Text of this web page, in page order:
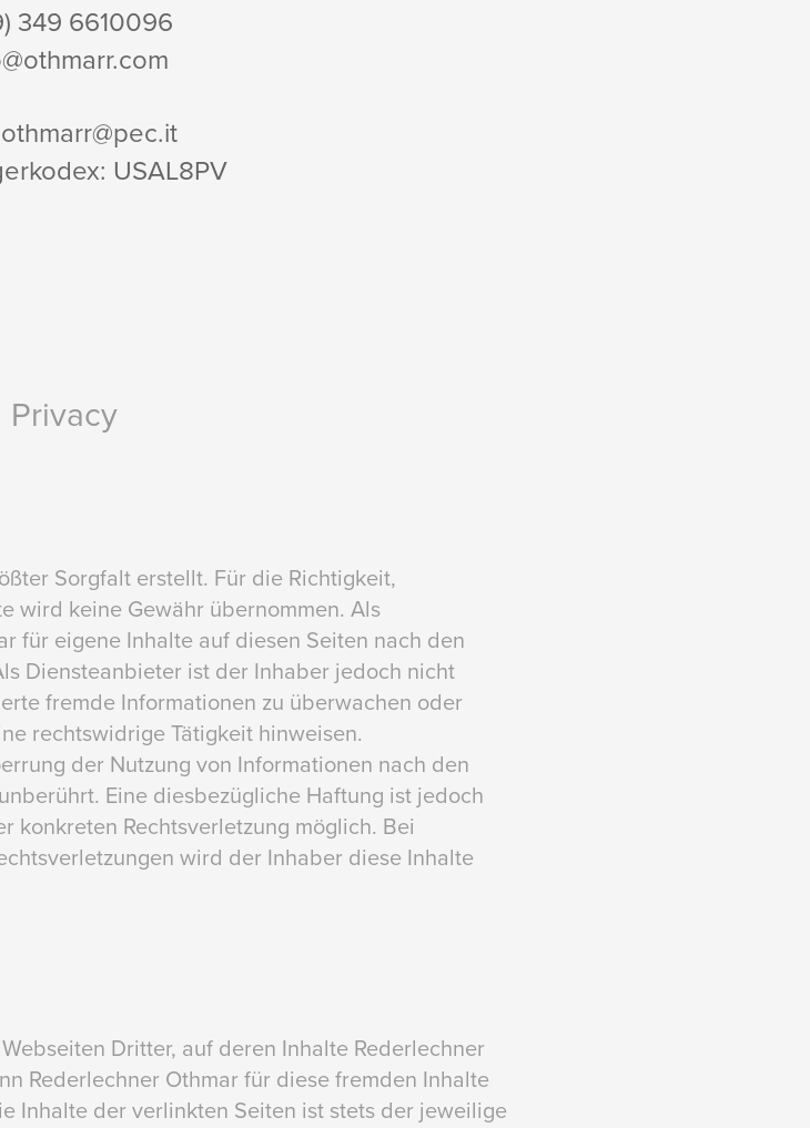
349 6610096
USAL8PV
Privacy
Sorgfalt erstellt. Für die Richtigkeit,
wird keine Gewähr übernommen. Als
für eigene Inhalte auf diesen Seiten nach den
Diensteanbieter ist der Inhaber jedoch nicht
fremde Informationen zu überwachen oder
rechtswidrige Tätigkeit hinweisen.
der Nutzung von Informationen nach den
Eine diesbezügliche Haftung ist jedoch
konkreten Rechtsverletzung möglich. Bei
wird der Inhaber diese Inhalte
Dritter, auf deren Inhalte Rederlechner
Rederlechner Othmar für diese fremden Inhalte
Inhalte der verlinkten Seiten ist stets der jeweilige